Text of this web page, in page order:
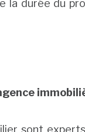
la durée du
sont